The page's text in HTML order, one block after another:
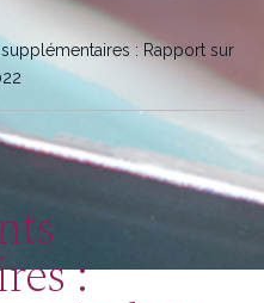
: Rapport sur
: